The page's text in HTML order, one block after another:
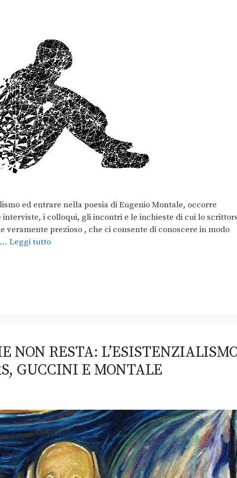
ed entrare nella poesia di Eugenio Montale, occorre
i colloqui, gli incontri e le inchieste di cui lo
prezioso , che ci consente di conoscere in modo
Leggi tutto
NON RESTA:
GUCCINI E MONTALE